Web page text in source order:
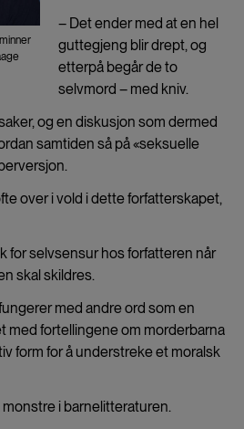
– Det ender med at en hel
guttegjeng blir drept, og
etterpå begår de to
selvmord – med kniv.
og en diskusjon som dermed
samtiden så på «seksuelle
over i vold i dette forfatterskapet,
for selvsensur hos forfatteren når
skal skildres.
med andre ord som en
med fortellingene om morderbarna
form for å understreke et moralsk
i barnelitteraturen.